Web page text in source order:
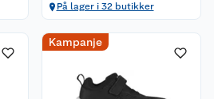
På lager i 32 butikker
Kampanje